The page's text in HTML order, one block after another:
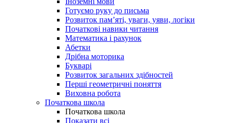
Готуємо руку до письма
Розвиток пам’яті, уваги, уяви, логіки
Початкові навики читання
Математика і рахунок
Абетки
Дрібна моторика
Букварі
Розвиток загальних здібностей
Перші геометричні поняття
Виховна робота
Початкова школа
Початкова школа
Показати всі